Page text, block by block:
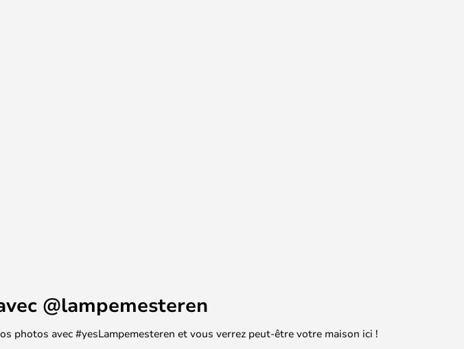
@lampemesteren
photos avec #yesLampemesteren et vous verrez peut-être votre maison ici !